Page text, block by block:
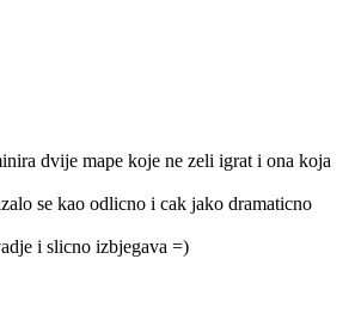
dvije mape koje ne zeli igrat i ona koja
se kao odlicno i cak jako dramaticno
i slicno izbjegava =)